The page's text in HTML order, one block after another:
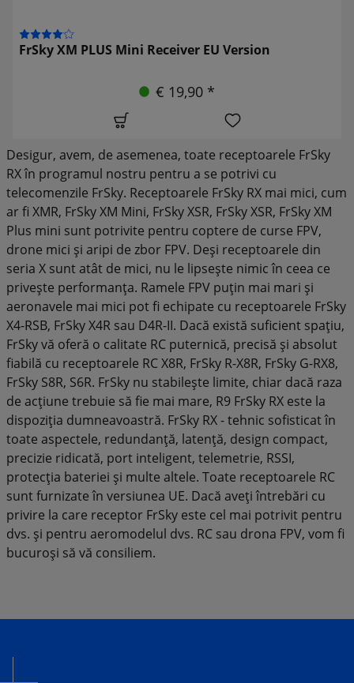
FrSky XM PLUS Mini Receiver EU Version
€ 19,90 *
Desigur, avem, de asemenea, toate receptoarele FrSky
RX în programul nostru pentru a se potrivi cu
telecomenzile FrSky. Receptoarele FrSky RX mai mici, cum
ar fi XMR, FrSky XM Mini, FrSky XSR, FrSky XSR, FrSky XM
Plus mini sunt potrivite pentru coptere de curse FPV,
drone mici și aripi de zbor FPV. Deși receptoarele din
seria X sunt atât de mici, nu le lipsește nimic în ceea ce
privește performanța. Ramele FPV puțin mai mari și
aeronavele mai mici pot fi echipate cu receptoarele FrSky
X4-RSB, FrSky X4R sau D4R-II. Dacă există suficient spațiu,
FrSky vă oferă o calitate RC puternică, precisă și absolut
fiabilă cu receptoarele RC X8R, FrSky R-X8R, FrSky G-RX8,
FrSky S8R, S6R. FrSky nu stabilește limite, chiar dacă raza
de acțiune trebuie să fie mai mare, R9 FrSky RX este la
dispoziția dumneavoastră. FrSky RX - tehnic sofisticat în
toate aspectele, redundanță, latență, design compact,
precizie ridicată, port inteligent, telemetrie, RSSI,
protecția bateriei și multe altele. Toate receptoarele RC
sunt furnizate în versiunea UE. Dacă aveți întrebări cu
privire la care receptor FrSky este cel mai potrivit pentru
dvs. și pentru aeromodelul dvs. RC sau drona FPV, vom fi
bucuroși să vă consiliem.